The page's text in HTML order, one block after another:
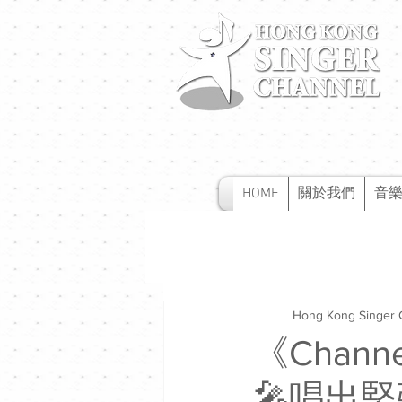
HOME 關於我們 音
《
Hong Kong Singer